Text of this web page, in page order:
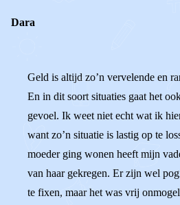
Dara
Geld is altijd zo’n vervelende en
En in dit soort situaties gaat het
gevoel. Ik weet niet echt wat ik
want zo’n situatie is lastig op te
moeder ging wonen heeft mijn
van haar gekregen. Er zijn wel
te fixen, maar het was vrij